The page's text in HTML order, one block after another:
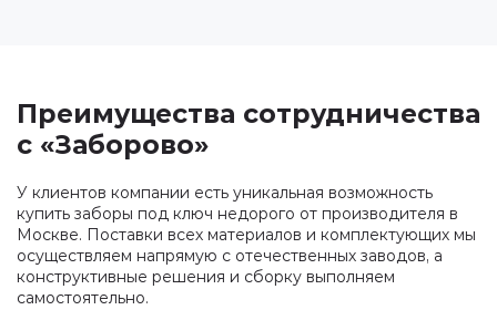
Преимущества сотрудничества
с «Заборово»
У клиентов компании есть уникальная возможность
купить заборы под ключ недорого от производителя в
Москве. Поставки всех материалов и комплектующих мы
осуществляем напрямую с отечественных заводов, а
конструктивные решения и сборку выполняем
самостоятельно.